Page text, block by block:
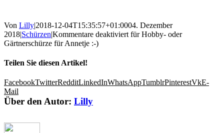
Von Lilly|2018-12-04T15:35:57+01:0004. Dezember
2018|Schürzen|Kommentare deaktiviert für Hobby- oder
Gärtnerschürze für Annetje :-)
Teilen Sie diesen Artikel!
FacebookTwitterRedditLinkedInWhatsAppTumblrPinterestVkE-
Mail
Über den Autor: Lilly